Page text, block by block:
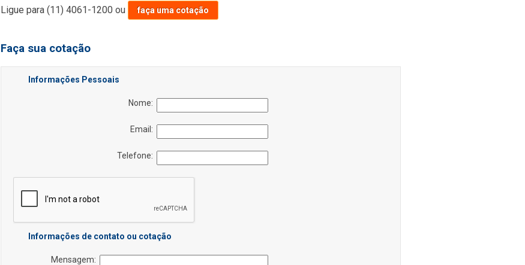
Ligue para(11) 4061-1200 ou faça uma cotação
Faça sua cotação
Informações Pessoais
Nome:
Email:
Telefone:
Informações de contato ou cotação
Mensagem: